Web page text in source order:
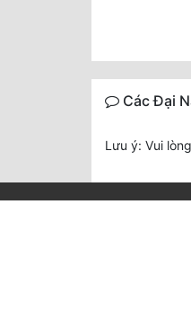
Các Đại
Lưu ý: Vui